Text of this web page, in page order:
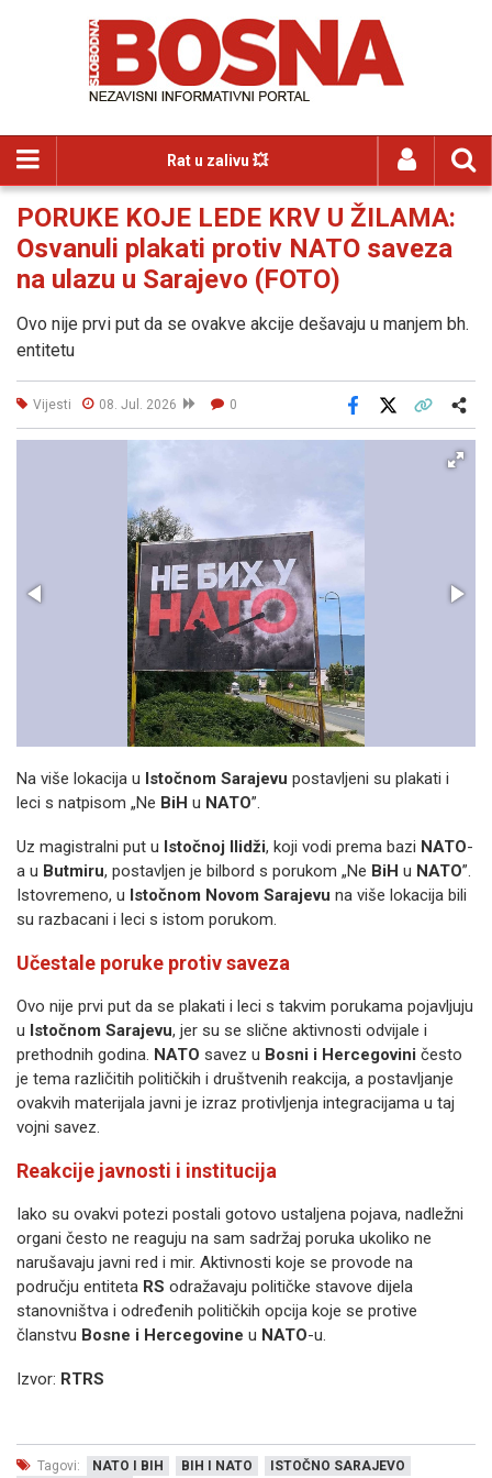
Rat u zalivu 💥
PORUKE KOJE LEDE KRV U ŽILAMA:
Osvanuli plakati protiv NATO saveza
na ulazu u Sarajevo (FOTO)
Ovo nije prvi put da se ovakve akcije dešavaju u manjem bh.
entitetu
Vijesti 08. Jul. 2026 0
Facebook
Na više lokacija u Istočnom Sarajevu postavljeni su plakati i
leci s natpisom „Ne BiH u NATO”.
Uz magistralni put u Istočnoj Ilidži, koji vodi prema bazi NATO-
a u Butmiru, postavljen je bilbord s porukom „Ne BiH u NATO”.
Istovremeno, u Istočnom Novom Sarajevu na više lokacija bili
su razbacani i leci s istom porukom.
Učestale poruke protiv saveza
Ovo nije prvi put da se plakati i leci s takvim porukama pojavljuju
u Istočnom Sarajevu, jer su se slične aktivnosti odvijale i
prethodnih godina. NATO savez u Bosni i Hercegovini često
je tema različitih političkih i društvenih reakcija, a postavljanje
ovakvih materijala javni je izraz protivljenja integracijama u taj
vojni savez.
Reakcije javnosti i institucija
Iako su ovakvi potezi postali gotovo ustaljena pojava, nadležni
organi često ne reaguju na sam sadržaj poruka ukoliko ne
narušavaju javni red i mir. Aktivnosti koje se provode na
području entiteta RS odražavaju političke stavove dijela
stanovništva i određenih političkih opcija koje se protive
članstvu Bosne i Hercegovine u NATO-u.
Izvor: RTRS
Tagovi: NATO I BIH BIH I NATO
ISTOČNO SARAJEVO